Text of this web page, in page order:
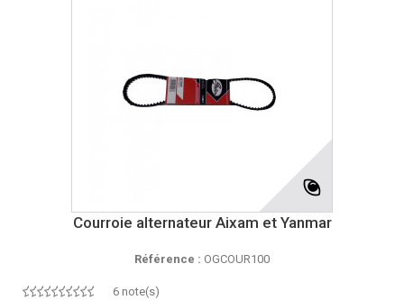
Courroie alternateur Aixam et Yanmar
Référence : OGCOUR100
6 note(s)